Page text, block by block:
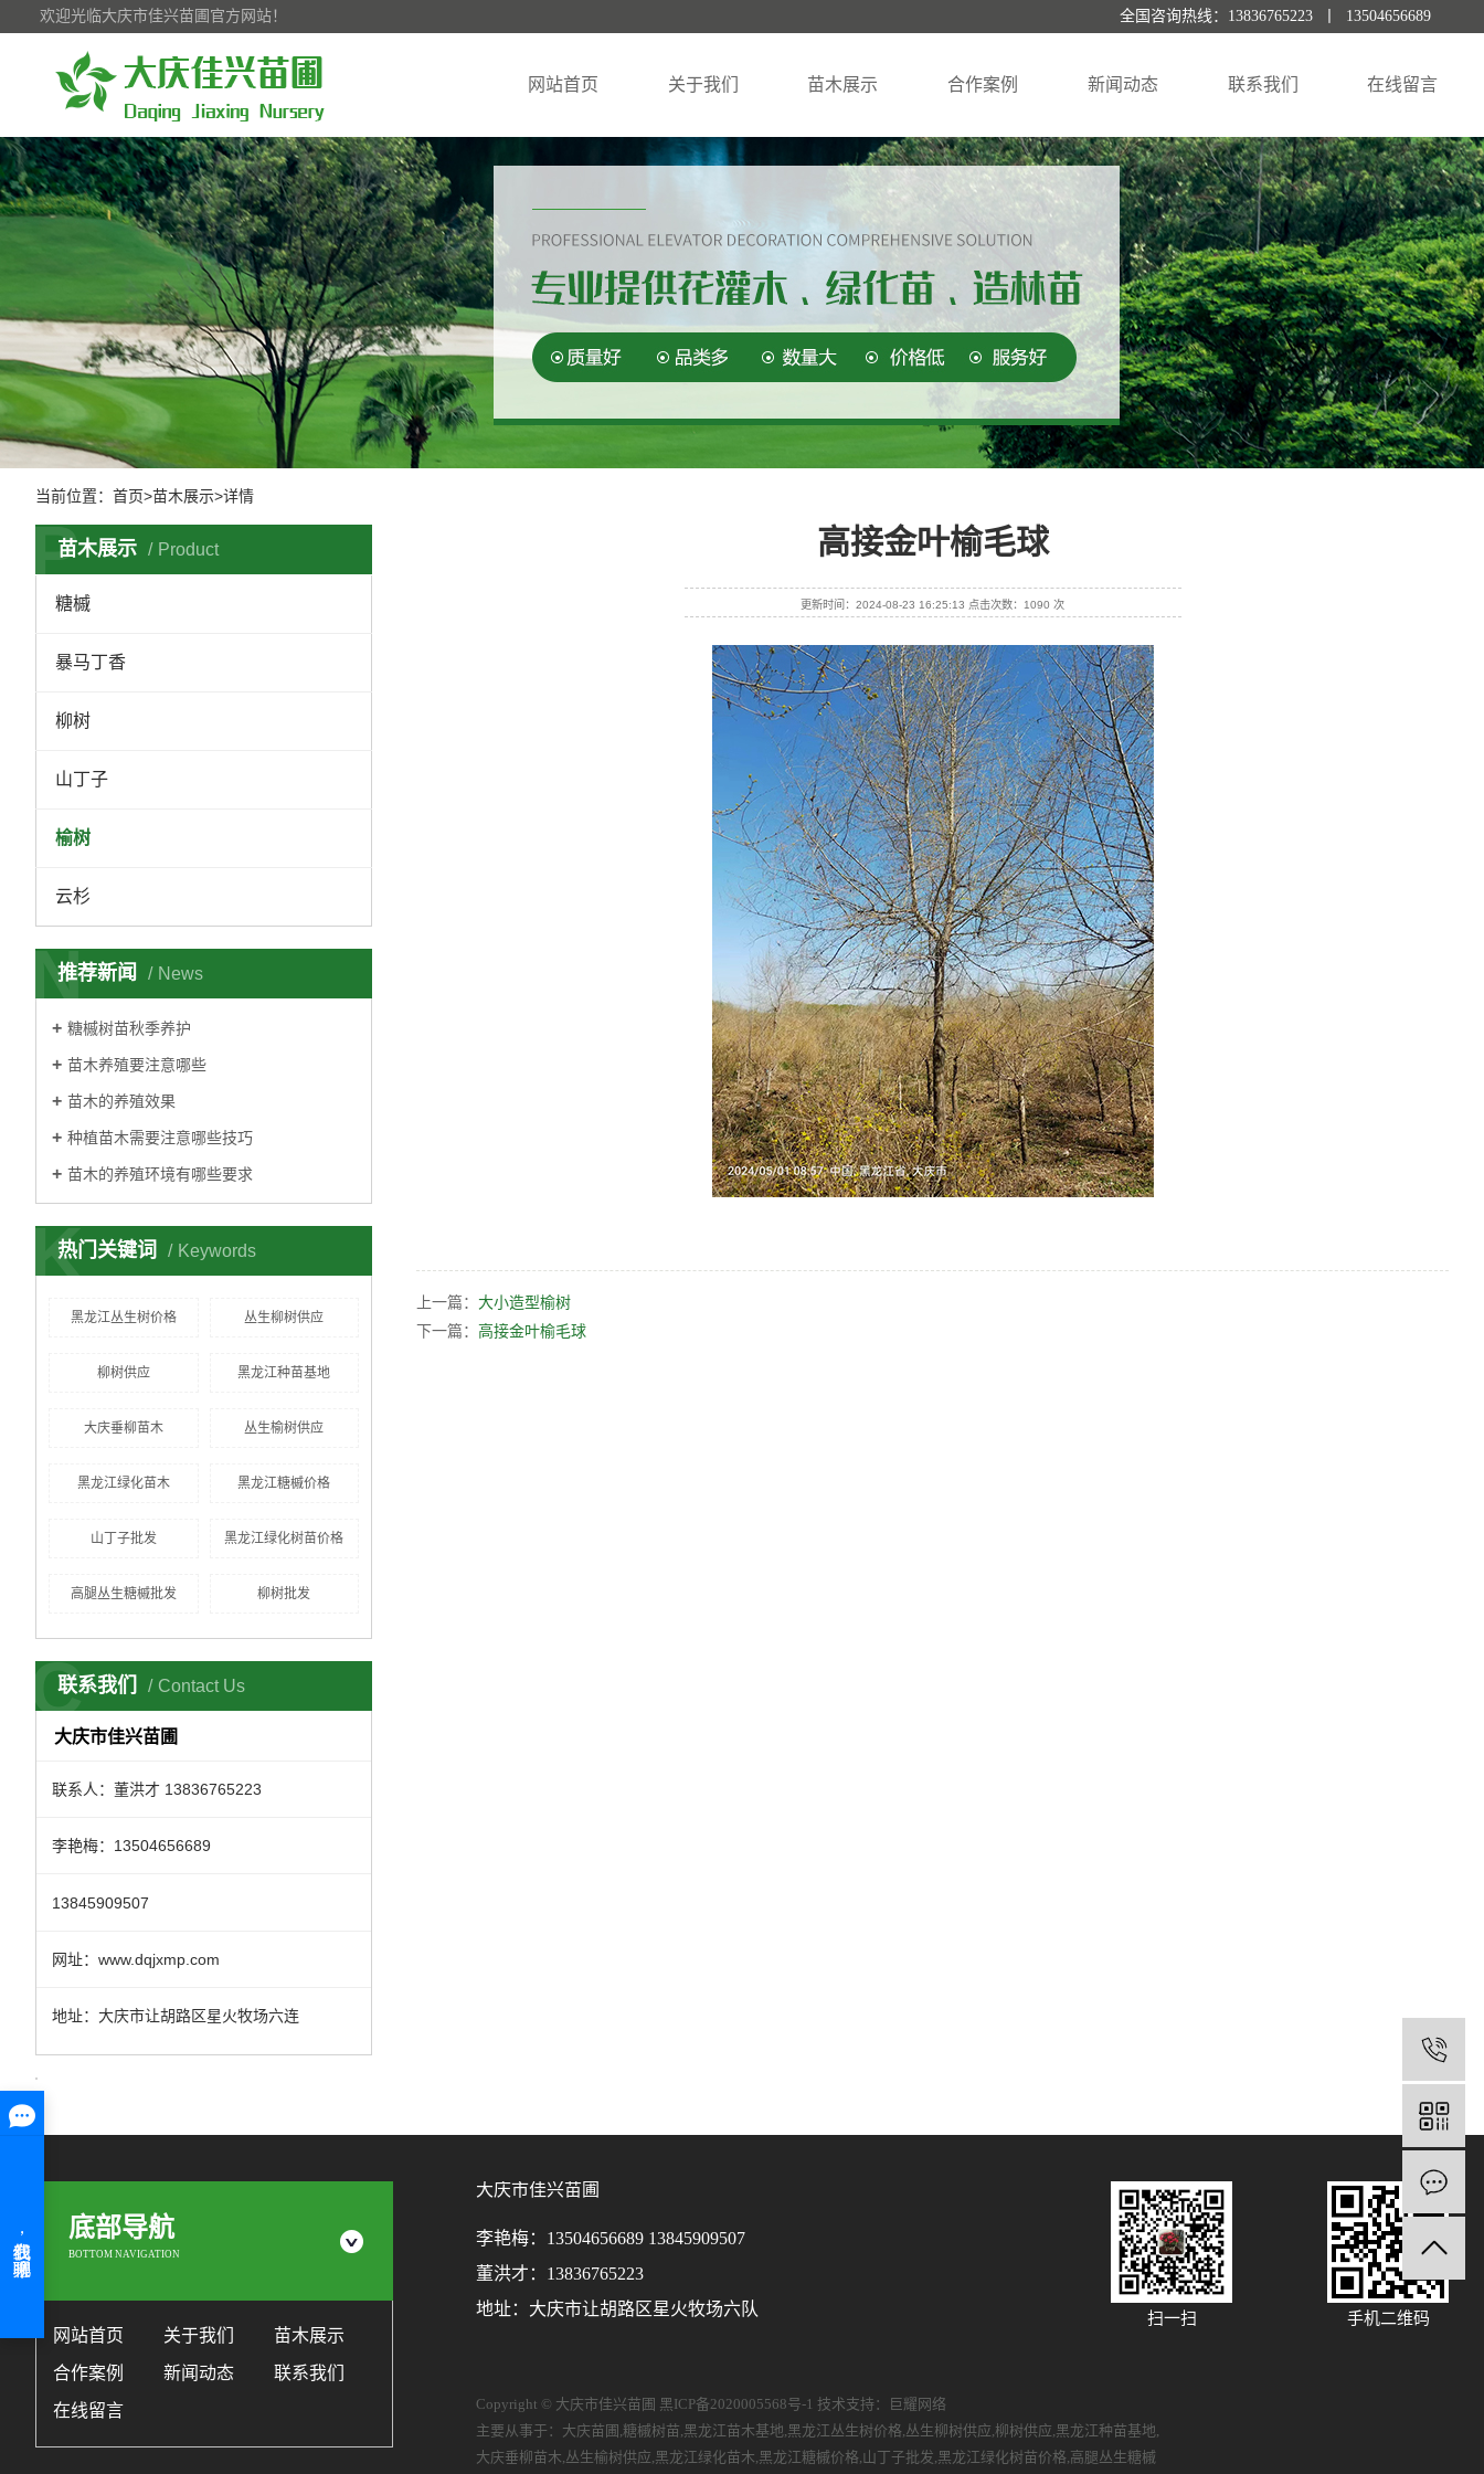
欢迎光临大庆市佳兴苗圃官方网站！ 全国咨询热线：13836765223 丨 13504656689
网站首页 关于我们
公司简介
苗木展示
糖槭
柳树
山丁子
云杉
合作案例
苗木实景案例
新闻动态
公司新闻
行业资讯
常见问题
联系我们 在线留言
当前位置： 首页>苗木展示>详情
苗木展示 Product
P
糖槭
暴马丁香
柳树
山丁子
榆树
云杉
推荐新闻 News
N
糖槭树苗秋季养护
苗木养殖要注意哪些
苗木的养殖效果
种植苗木需要注意哪些技巧
苗木的养殖环境有哪些要求
热门关键词 Keywords
K
黑龙江丛生树价格 丛生柳树供应
柳树供应 黑龙江种苗基地
大庆垂柳苗木 丛生榆树供应
黑龙江绿化苗木 黑龙江糖槭价格
山丁子批发 黑龙江绿化树苗价格
高腿丛生糖槭批发 柳树批发
联系我们 Contact Us
C
大庆市佳兴苗圃
联系人：董洪才 13836765223
李艳梅：13504656689
13845909507
网址：www.dqjxmp.com
地址：大庆市让胡路区星火牧场六连
高接金叶榆毛球
更新时间：2024-08-23 16:25:13 点击次数：1090 次
上一篇： 大小造型榆树
下一篇： 高接金叶榆毛球
底部导航
BOTTOM NAVIGATION
网站首页 关于我们
苗木展示
合作案例
新闻动态
联系我们
在线留言
大庆市佳兴苗圃
李艳梅：13504656689 13845909507
董洪才：13836765223
地址：大庆市让胡路区星火牧场六队
Copyright © 大庆市佳兴苗圃 黑ICP备2020005568号-1 技术支持：
巨耀网络
主要从事于： 大庆苗圃 ,糖槭树苗,黑龙江苗木基地,黑龙江丛生树价格,丛生柳树供应,柳树供应,黑龙江种苗基地,
大庆垂柳苗木,丛生榆树供应,黑龙江绿化苗木,黑龙江糖槭价格,山丁子批发,黑龙江绿化树苗价格,高腿丛生糖槭
扫一扫 手机二维码